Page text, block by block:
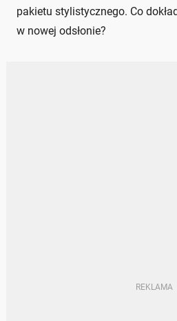
pakietu stylistycznego. Co
w nowej odsłonie?